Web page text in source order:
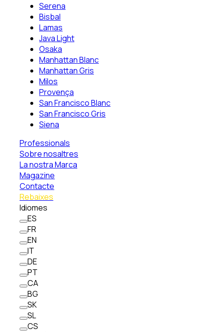
Serena
Bisbal
Lamas
Java Light
Osaka
Manhattan Blanc
Manhattan Gris
Milos
Provença
San Francisco Blanc
San Francisco Gris
Siena
Professionals
Sobre nosaltres
La nostra Marca
Magazine
Contacte
Rebaixes
Idiomes
ES
FR
EN
IT
DE
PT
CA
BG
SK
SL
CS